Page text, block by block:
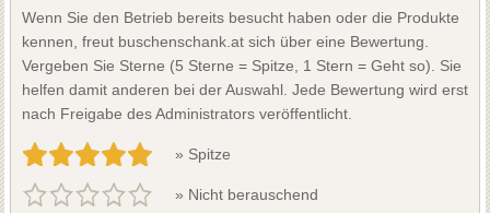
Wenn Sie den Betrieb bereits besucht haben oder die Produkte
kennen, freut buschenschank.at sich über eine Bewertung.
Vergeben Sie Sterne (5 Sterne = Spitze, 1 Stern = Geht so). Sie
helfen damit anderen bei der Auswahl. Jede Bewertung wird erst
nach Freigabe des Administrators veröffentlicht.
» Spitze
» Nicht berauschend